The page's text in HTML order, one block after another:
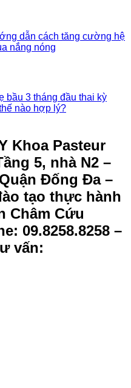
dẫn cách tăng cường hệ
nắng nóng
bầu 3 tháng đầu thai kỳ
nào hợp lý?
Khoa Pasteur
5, nhà N2 –
Đống Đa –
tạo thực hành
Châm Cứu
09.8258.8258 –
vấn: